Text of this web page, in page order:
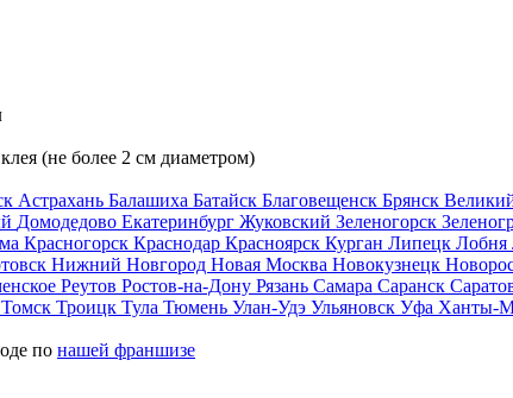
(не более 2 см диаметром)
Астрахань Балашиха Батайск Благовещенск Брянск
Домодедово Екатеринбург Жуковский Зеленогорск
Красногорск Краснодар Красноярск Курган Липецк Лобня
Нижний Новгород Новая Москва Новокузнецк
Реутов Ростов-на-Дону Рязань Самара Саранск
Томск Троицк Тула Тюмень Улан-Удэ Ульяновск Уфа Ханты-
по нашей франшизе